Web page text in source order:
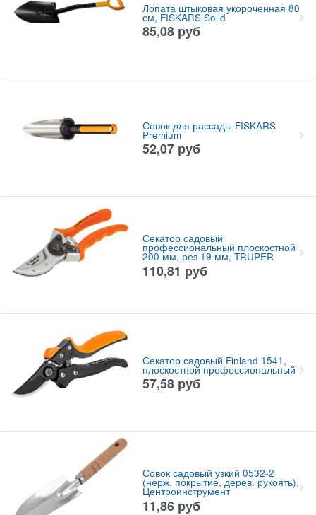
Лопата штыковая укороченная 80
см, FISKARS Solid
85,08 руб
Совок для рассады FISKARS
Premium
52,07 руб
Секатор садовый
профессиональный плоскостной
200 мм, рез 19 мм, TRUPER
110,81 руб
Секатор садовый Finland 1541,
плоскостной профессиональный
57,58 руб
Совок садовый узкий 0532-2
(нерж. покрытие, дерев. рукоять),
Центроинструмент
11,86 руб